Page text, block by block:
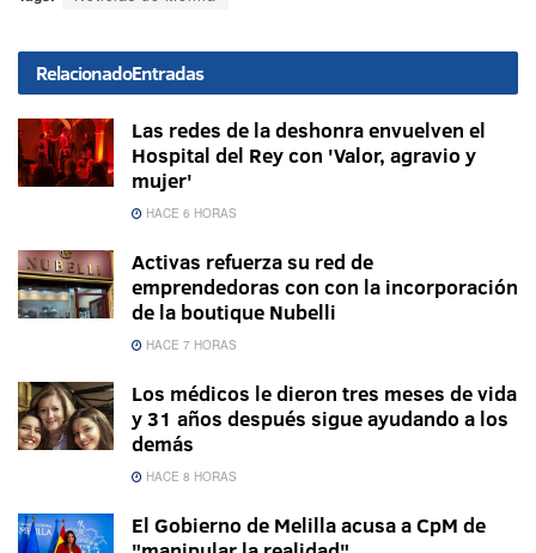
RelacionadoEntradas
Las redes de la deshonra envuelven el
Hospital del Rey con 'Valor, agravio y
mujer'
HACE 6 HORAS
Activas refuerza su red de
emprendedoras con con la incorporación
de la boutique Nubelli
HACE 7 HORAS
Los médicos le dieron tres meses de vida
y 31 años después sigue ayudando a los
demás
HACE 8 HORAS
El Gobierno de Melilla acusa a CpM de